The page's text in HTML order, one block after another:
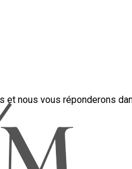
et nous vous réponderons